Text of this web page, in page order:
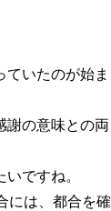
いたのが始ま
謝の意味との両
ですね。
には、都合を確